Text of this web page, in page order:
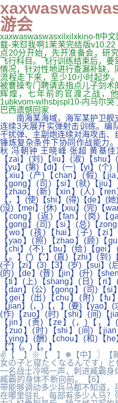
游会
xaxwaswaswasxilxilxkino-ft中
载-来怼我啊1茉茉完结版
点20分开始，先开准备会，研
飞行科目。飞行训练结束后，
情况，针对性地进行查漏补缺
流程走下来，至少10小时起
被曹操专门聘请去指点儿子剑
辉煌，七年前的官渡之战，
1ubkvom-wlhsbjspl10-内马尔哭
巴西遗憾回家
南海某海域，海军某护卫舰
连续3天展开实弹射击训练。编
干扰弹、主副炮连续对海攻击、
锤炼复杂条件下协同作战能力
秋 冯朝钟 王晓峰 张超 黄
【zai】(刘)【liu】(淑)【shu
【yu】(第)【di】(一)【yi】(个
【xiu】(产)【chan】(假)【
【gong】(司)【si】(就)【jiu
【zhao】(新)【xin】(人)【
【，】(使)【shi】(得)【de】(
(没)【mei】(休)【xiu】(完)【
【cong】(返)【fan】(岗)【
【gong】(司)【si】(总)【
【wo】(孩)【hai】(子)【zi
【yao】(照)【zhao】(顾)【
【chi】(不)【bu】(给)【gei
【。】(”)【”】(直)【zhi】(到)
(子)【zi】(3)【3】(岁)【sui】(
(的)【de】(晋)【jin】(升)【
【ti】(上)【shang】(日)【ri
【dan】(公)【gong】(司)【
【gei】(出)【chu】(附)【
【jian】(，)【，】(要)【yao】(
(作)【zuo】(时)【shi】(间)【
【jin】(责)【ze】(，)【，
【zuo】(时)【shi】(间)【
【ying】(酬)【chou】(和)【
【”】(。)【。】
✌【 】※【 】❅【中】〗【新
女の子と寝たくなるんです」
一名战士冷喝一声，刺进臧霸
臧霸的身体不断向前。【6】
带能够调动多少兵马都不知道
在哪里驻扎，每部有多少人马